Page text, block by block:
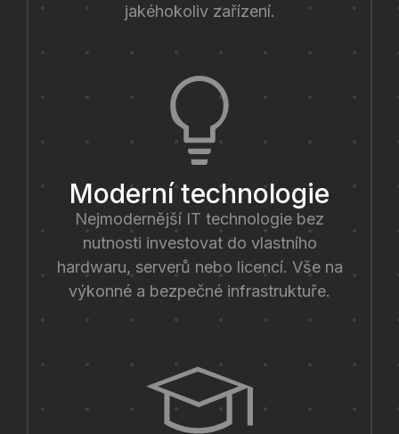
jakéhokoliv zařízení.
Moderní technologie
Nejmodernější IT technologie bez
nutnosti investovat do vlastního
hardwaru, serverů nebo licencí. Vše na
výkonné a bezpečné infrastruktuře.